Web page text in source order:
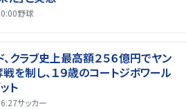
野球
、クラブ史上最高額２５６億円でヤン
制し、１９歳のコートジボワール
ト
サッカー